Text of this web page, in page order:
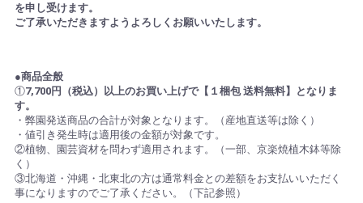
を申し受けます。
ご了承いただきますようよろしくお願いいたします。
●商品全般
①7,700円（税込）以上のお買い上げで【１梱包 送料無料】となりま
す。
・弊園発送商品の合計が対象となります。（産地直送等は除く）
・値引き発生時は適用後の金額が対象です。
②植物、園芸資材を問わず適用されます。（一部、京楽焼植木鉢等除
く）
③北海道・沖縄・北東北の方は通常料金との差額をお支払いいただく
事になりますのでご了承ください。（下記参照）